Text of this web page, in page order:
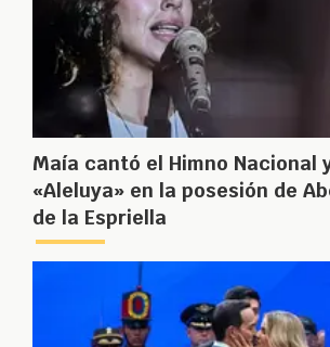
Maía cantó el Himno Nacional
«Aleluya» en la posesión de
de la Espriella